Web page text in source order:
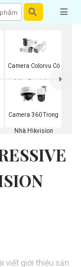
Camera Colorvu Có
Màu Ban Đêm
Camera 360 Trong
Nhà Hikvision
viết giới thiệu sản